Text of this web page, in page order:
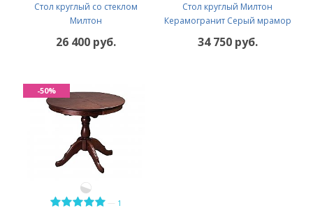
Стол круглый со стеклом
Милтон
26 400 руб.
Стол круглый Милтон
Керамогранит Серый мрамор
34 750 руб.
1
-50%